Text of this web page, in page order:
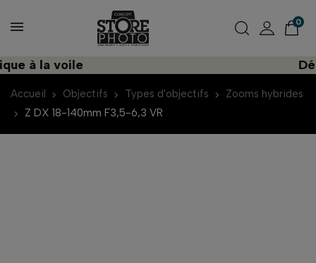
0
à la voile
Accueil Objectifs Types d'objectifs
Zooms hybrides
Z DX 18-140mm F3,5-6,3 VR